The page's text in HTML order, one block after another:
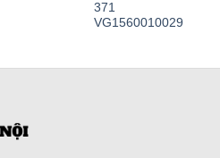
371
VG1560010029